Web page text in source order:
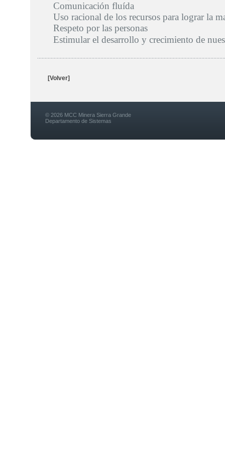
Comunicación fluída
Uso racional de los recursos para lograr la
Respeto por las personas
Estimular el desarrollo y crecimiento de
[Volver]
© 2026 MCC Minera Sierra Grande
Departamento de Sistemas